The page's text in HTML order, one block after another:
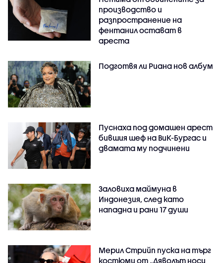
производство и
разпространение на
фентанил остават в
ареста
Подготвя ли Риана нов албум
Пуснаха под домашен арест
бившия шеф на ВиК-Бургас и
двамата му подчинени
Заловиха маймуна в
Индонезия, след като
нападна и рани 17 души
Мерил Стрийп пуска на търг
костюми от „Дяволът носи